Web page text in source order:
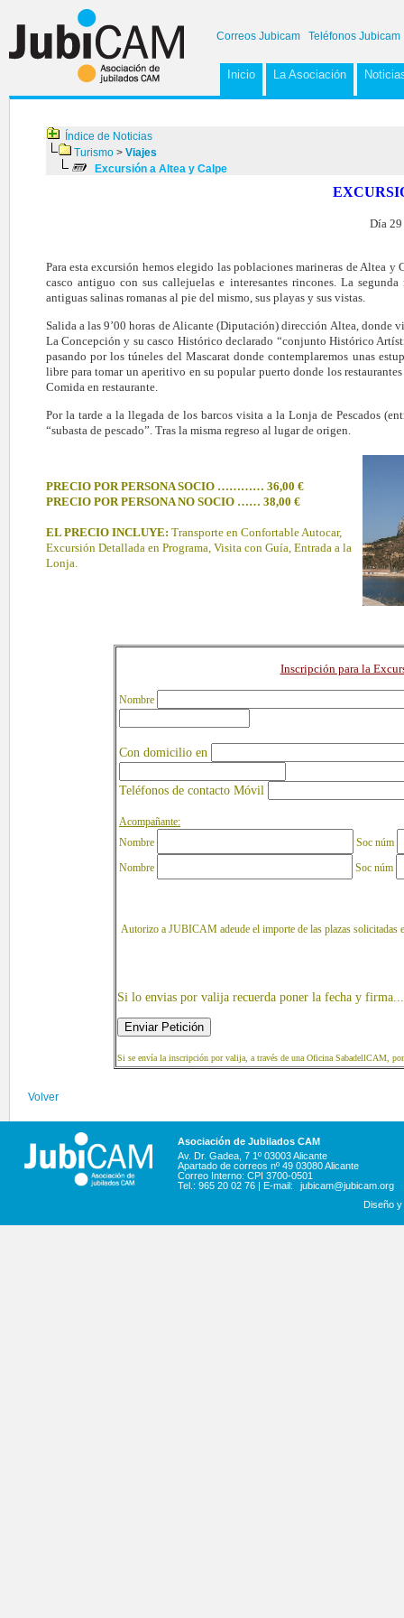
Correos Jubicam Teléfonos Jubicam
Inicio La Asociación
Índice de Noticias
Turismo> Viajes
Excursión a Altea y Calpe
Día
Para esta excursión hemos elegido las poblaciones marineras de Altea y
casco antiguo con sus callejuelas e interesantes rincones. La
antiguas salinas romanas al pie del mismo, sus playas y sus vistas.
Salida a las 9’00 horas de Alicante (Diputación) dirección Altea, donde
La Concepción y su casco Histórico declarado “conjunto Histórico
pasando por los túneles del Mascarat donde contemplaremos unas
libre para tomar un aperitivo en su popular puerto donde los
Comida en restaurante.
Por la tarde a la llegada de los barcos visita a la Lonja de Pescados
“subasta de pescado”. Tras la misma regreso al lugar de origen.
PRECIO POR PERSONA SOCIO ………… 36,00 €
PRECIO POR PERSONA NO SOCIO …… 38,00 €
EL PRECIO INCLUYE: Transporte en Confortable Autocar,
Excursión Detallada en Programa, Visita con Guía, Entrada a la
Lonja.
Inscripción para la
Nombre
Con domicilio en
Teléfonos de contacto Móvil
Acompañante:
Nombre
Soc núm
Nombre
Soc núm
Autorizo a JUBICAM adeude el importe de las plazas solicitadas
Si lo envias por valija recuerda poner la fecha y firma...
Si se envía la inscripción por valija, a través de una Oficina SabadellCAM,
Volver
Asociación de Jubilados CAM
Av. Dr. Gadea, 7 1º 03003 Alicante
Apartado de correos nº 49 03080 Alicante
Correo Interno: CPI 3700-0501
Tel.: 965 20 02 76 | E-mail:
jubicam@jubicam.org
Diseño